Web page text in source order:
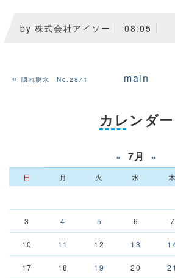
by 株式会社アイソー 08:05
«隠れ脱水 No.2871 main
カレンダー
« 7月 »
日 月 火 水 木
3 4 5 6 7
10 11 12 13
17 18 19 20 21